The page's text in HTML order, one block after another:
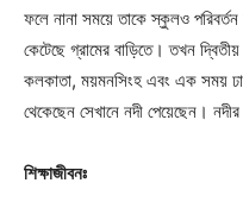
ফলে নানা সময়ে তাকে স্কুলও
কেটেছে গ্রামের বাড়িতে। তখন
কলকাতা, ময়মনসিংহ এবং এক সময়
থেকেছেন সেখানে নদী পেয়েছেন।
শিক্ষাজীবনঃ